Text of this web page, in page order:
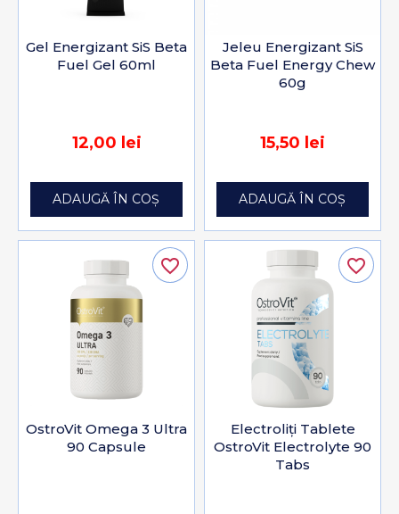
Gel Energizant SiS Beta
Fuel Gel 60ml
12,00 lei
ADAUGĂ ÎN COȘ
Jeleu Energizant SiS
Beta Fuel Energy Chew
60g
15,50 lei
ADAUGĂ ÎN COȘ
OstroVit Omega 3 Ultra
90 Capsule
favorite_border
Electroliți Tablete
OstroVit Electrolyte 90
Tabs
favorite_border